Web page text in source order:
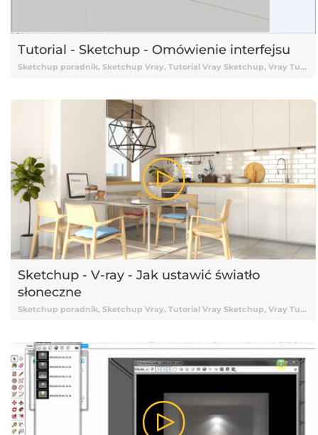
Tutorial - Sketchup - Omówienie interfejsu
Sketchup poradnik, Sketchup Vray, Tutorial Vray Sketchup, Vray Tutorial, Vray, Vray Sketchup tutorial, Vray Tutorial Sketchup, Sketchup 2015, Tutorial Sketchup, Sketchup Tutorial, Tutorial Sketchup Vray, Tutorial online Sketchup, Tutorial Sketchup online, Nauka Sketchup, Sketchup Nauka, Sketchup od podstaw, Podstawy Sketchup, Sketchup podstawy, Darmowy kurs Sketchup, Sketchup tutorial Vray, Tutorial, Tutoriale, Darmowy tutorial, Tutorial Sketchup po polsku, Tutorial Sketchup pl, Sketchup tutorial polski, Sketchup tutorial po polsku, Sketchup tutorial pl, Tutorial Sketchup polski, Interfejs Sketchup, Interfejs Sketchupa, Sketchup interfejs, Sketchup Interface, Interface Sketchup
Sketchup - V-ray - Jak ustawić światło
słoneczne
Sketchup poradnik, Sketchup Vray, Tutorial Vray Sketchup, Vray Tutorial, Vray, Vray Sketchup tutorial, Vray Tutorial Sketchup, Sketchup 2015, Tutorial Sketchup, Sketchup Tutorial, Tutorial Sketchup Vray, Tutorial online Sketchup, Tutorial Sketchup online, Nauka Sketchup, Sketchup Nauka, Sketchup od podstaw, Podstawy Sketchup, Sketchup podstawy, Darmowy kurs Sketchup, Sketchup tutorial Vray, Tutorial, Tutoriale, Darmowy tutorial, Tutorial Sketchup po polsku, Tutorial Sketchup pl, Sketchup tutorial polski, Sketchup tutorial po polsku, Sketchup tutorial pl, Tutorial Sketchup polski, Batch render, Batch render Sketchup, Sketchup Batch render, Render, Renderowanie, Rendery, Renderowanie Sketchup, Wizualizacje, Wizualizacje Sketchup, Sketchup wizualizacje, Sketchup oświetlenie, Sketchup światła, Sketchup światła Vray, Ustawienia świateł, Ustawienia świateł sketchup, Światła Vray, Oświetlenie Vray, Sketchup jak ustawić oświetlenie